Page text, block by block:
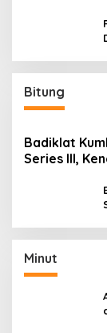
Bitung
Badiklat
Series III,
Minut